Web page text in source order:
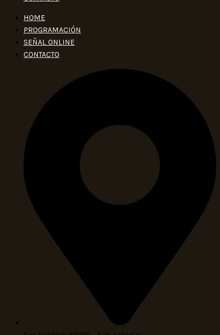
HOME
PROGRAMACIÓN
SEÑAL ONLINE
CONTACTO